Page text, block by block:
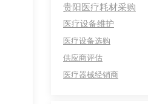
贵阳医疗耗材采购
医疗设备维护
医疗设备选购
供应商评估
医疗器械经销商